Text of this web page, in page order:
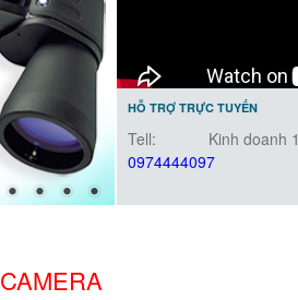
HỖ TRỢ TRỰC TUYẾN
Tell:
0974444097
Kinh doanh 1
CAMERA